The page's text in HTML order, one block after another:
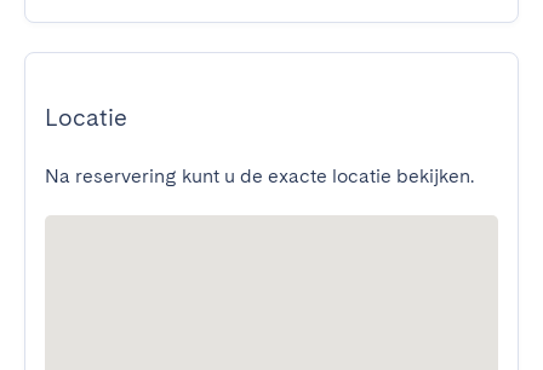
Locatie
Na reservering kunt u de exacte locatie bekijken.